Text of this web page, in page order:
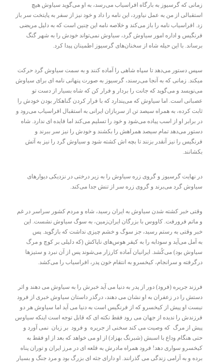
زمانی که گرسیوز به بارگاه افراسیاب می‌رسد، به او می‌گوید سیاوش هیچ
استقبالی از من به عمل نیاورد، این نامه را داد و خود نیز از سفر به پایتخت سر باز
زد. افراسیاب نامه را باز می‌کند و خلاصه نامه این چنین است که به دلیل مریضی
فرنگیس و اداره امور سیاوش گرد، سیاوش نمی‌تواند خودش را به شهر گنگ
برساند. با این حیله شاه از سخنان‌های گرسیوز اطمینان پیدا کرد.
سپس دستور می‌دهد تا سپاه شاهی را آماده کنند و به سمت سیاوش گرد حرکت
میکند. زمانی که به آنجا می‌رسند، گرسیوز به صورت پنهانی نامه ای برای سیاوش
می‌نویسد و می‌گوید که جانت را بردار و فرار کن که شاه بسیار از دست تو
عصبانی است. اما سیاوش که می‌پندارد که با فرار کردن گناهکار بودن خودش را
ثابت کرده، به همراه سیصد تن از سربازان ایرانی به استقبال افراسیاب می‌رود و
در برابر او از اسب پیاده می‌شود و خود را تسلیم می‌کند اما فایده ای ندارد. شاه
دستور می‌دهد تمام سیصد همراهش را بکشند و خودش را نیز سر ببرند و
فرنگیس را نیز آنقدر بزنند تا بچه اش کشته شود و سیاوش گرد را نیز به آتش
بکشانند.
در نهایت گرسیوز و گروی زره سیاوش را به زیر درختی در نزدیکی دیوارهای
سیاوش گرد می‌برند و گروی زره سر از تنش جدا می‌کند.
وقتی خبر کشته شدن سیاوش به ایران رسید، شاه و مردم کشور سراسر در غم
و ماتم فرورفت. کاووس با بزرگان ایران‌زمین، به سوگ سیاوش نشست. این
خبر وقتی به رستم رسید، جز سوگ و خشم چیزی نداشت که بازگوید. پس
به آمل می‌آید و سودابه را به کیفر هوس‌های ناپاکش (که دلیلی بر کوچ و مرگ
سیاوش بود) می‌کُشد. ایرانیان آماده کارزار می‌شوند پس از آن نبرد و ستیزها
درگرفته و سرانجام، کیخسرو به انتقام خون پدر، افراسیاب را می‌کشد.
­­­­­­­­­­­­­­­­­­فرزند جریره (فرود) دور از پدر به دنیا می آید خبرش را به سیاوش می دهند و اثر
دستش را در زعفران به او نشان می دهند، درگذر داستان سیاوش خبری از فرود
نیست او پیش از کیخسرو که از فرنگیس است به دنیا می آید اما سیاوش هر دو
فرزندش را ندیده از جهان می رود فقط نکته ای که قابل توجه است اینکه سیاوس
پیش از مرگ که وصیت می کند سخنی از جریره و فرود بر زبان نمی آورد و
حتی هنگام وداع با اسبش (شبرنگ بهزاد) از او می خواهد که بعد از او فقط به
کیخسرو سواری دهد! فرود همراه مادرش به قلعه ای در مرز ایران و توران پناه
برده و به آرامی زندگی می گذرانند. او دارای جثه ای بزرگ بود و مرد جنگ و بسیار